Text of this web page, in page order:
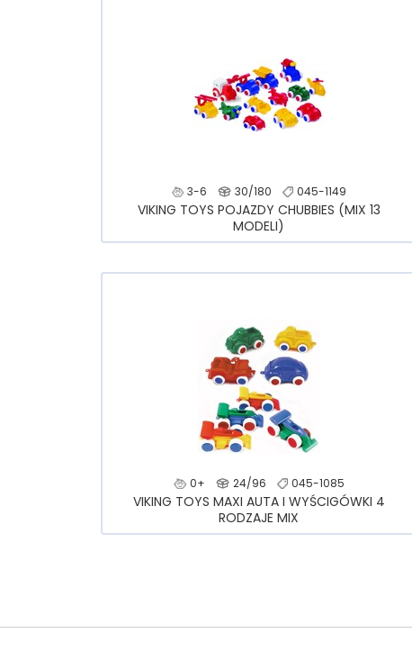
3-6 30/180 045-1149
VIKING TOYS POJAZDY CHUBBIES (MIX 13
MODELI)
0+ 24/96 045-1085
VIKING TOYS MAXI AUTA I WYŚCIGÓWKI 4
RODZAJE MIX